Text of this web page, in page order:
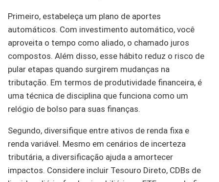
Primeiro, estabeleça um plano de aportes
automáticos. Com investimento automático, você
aproveita o tempo como aliado, o chamado juros
compostos. Além disso, esse hábito reduz o risco de
pular etapas quando surgirem mudanças na
tributação. Em termos de produtividade financeira, é
uma técnica de disciplina que funciona como um
relógio de bolso para suas finanças.
Segundo, diversifique entre ativos de renda fixa e
renda variável. Mesmo em cenários de incerteza
tributária, a diversificação ajuda a amortecer
impactos. Considere incluir Tesouro Direto, CDBs de